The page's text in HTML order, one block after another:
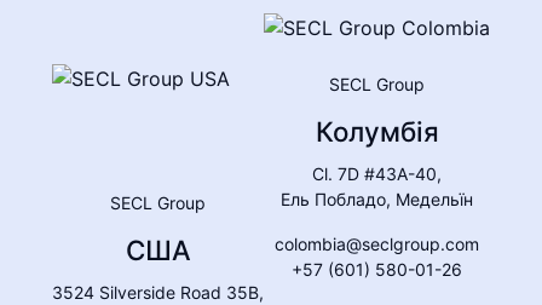
SECL Group
США
3524 Silverside Road 35B,
SECL Group
Колумбія
Cl. 7D #43A-40,
Ель Побладо, Медельїн
colombia@seclgroup.com
+57 (601) 580-01-26